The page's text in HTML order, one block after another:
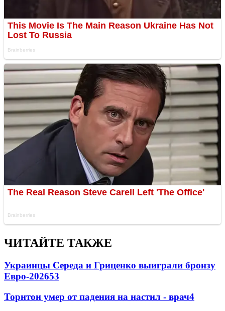
ЧИТАЙТЕ ТАКЖЕ
Украинцы Середа и Гриценко выиграли бронзу
Евро-202653
Торнтон умер от падения на настил - врач4